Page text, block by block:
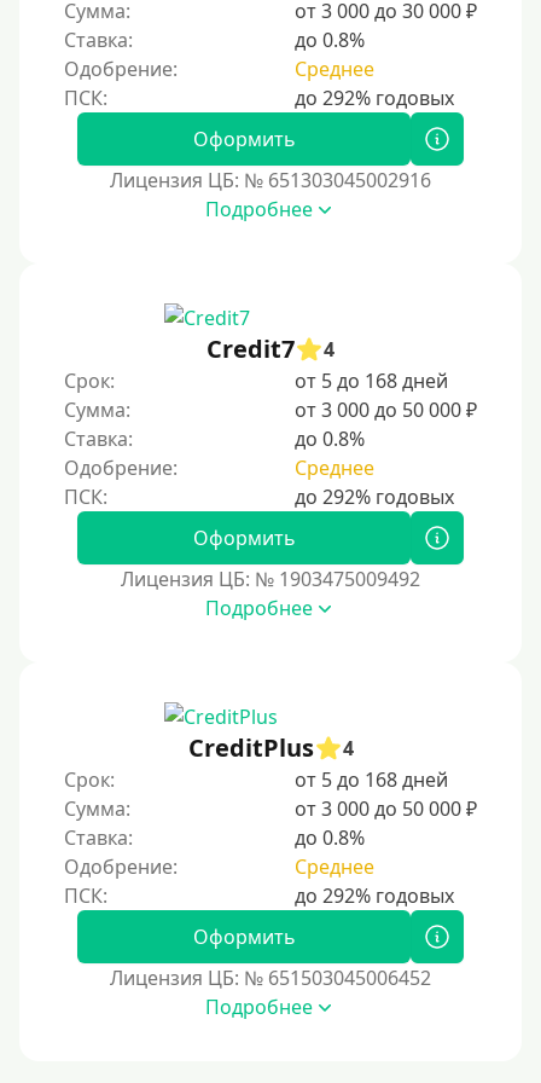
дают доступ к онлайн-банкингу, кэшбэку и бон
усным программам. Выбор подходящей карт
ы зависит от целей использования, предпочт
ений и финансовых возможностей.
Маэстро
Мир
Сбербанк
Моментум (Momentum)
С помощью системы Контакт (Contact)
Способы получения
Без активации сервиса
Без участия банков
На сберкнижку
На дом срочно
Не выходя из дома
Без посещения офиса
Перевод средств на карту через Telegram
Бесплатное использование без списания средств с
карты
Денежным переводом
По СМС
На электронный кошелек
На Юмани (ЮMoney)
На Яндекс Деньги
Сумма:
от 3 000 до 30 000 ₽
Ставка:
до 0.8%
Одобрение:
Среднее
Оформить
Лицензия ЦБ: № 651303045002916
Подробнее
Credit7
4
Срок:
от 5 до 168 дней
Сумма:
от 3 000 до 50 000 ₽
Ставка:
до 0.8%
Одобрение:
Среднее
Оформить
Лицензия ЦБ: № 1903475009492
Подробнее
CreditPlus
4
Срок:
от 5 до 168 дней
Сумма:
от 3 000 до 50 000 ₽
Ставка:
до 0.8%
Одобрение:
Среднее
Оформить
Лицензия ЦБ: № 651503045006452
Подробнее